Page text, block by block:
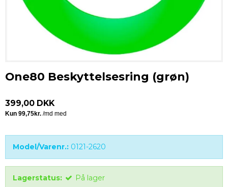
One80 Beskyttelsesring (grøn)
399,00 DKK
Model/Varenr.: 0121-2620
Lagerstatus: På lager